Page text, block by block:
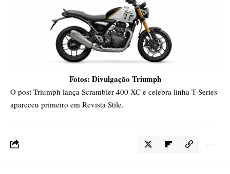
Fotos: Divulgação Triumph
O post Triumph lança Scrambler 400 XC e celebra linha T-Series
apareceu primeiro em Revista Stile.